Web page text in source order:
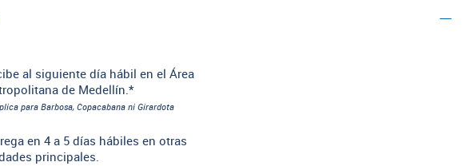
al siguiente día hábil en el Área
de Medellín.*
para Barbosa, Copacabana ni Girardota
en 4 a 5 días hábiles en otras
principales.